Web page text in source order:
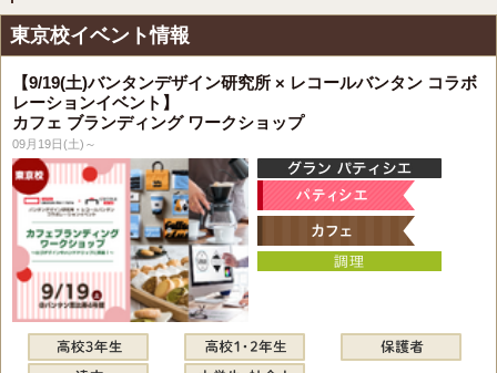
東京校イベント情報
【9/19(土)バンタンデザイン研究所 × レコールバンタン コラボ
レーションイベント】
カフェ ブランディング ワークショップ
09月19日(土)～